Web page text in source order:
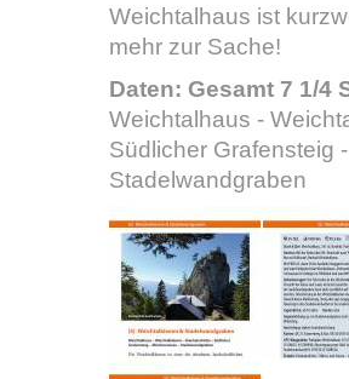
Weichtalhaus ist
mehr zur Sache!
Daten: Gesamt 7 1/4
Weichtalhaus -
Südlicher Grafensteig
Stadelwandgraben